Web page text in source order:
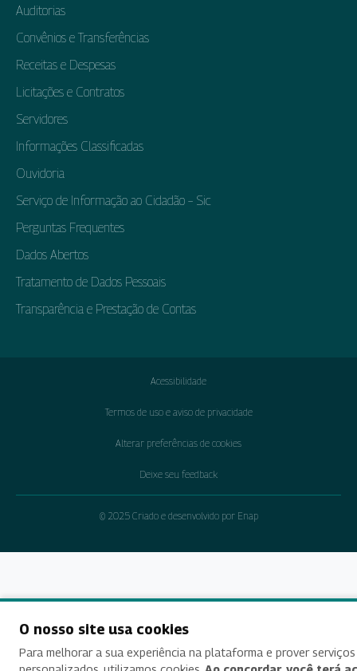
Auditorias
Convênios e Transferências
Receitas e Despesas
Licitações e Contratos
Servidores
Informações Classificadas
Ouvidoria
Serviço de Informação ao Cidadão – Sic
Perguntas Frequentes
Dados Abertos
Tratamento de Dados Pessoais
Transparência e Prestação de Contas
Acessibilidade
Termos de uso e aviso de privacidade
Alterar preferências de cookies
Deixe seu feedback
© 2025 Criado e desenvolvido por Enap
O nosso site usa cookies
Para melhorar a sua experiência na plataforma e prover serviços